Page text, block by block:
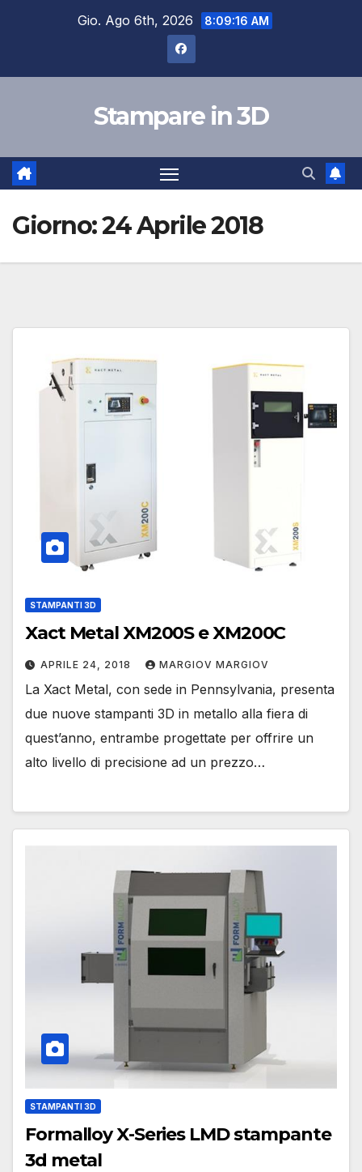
Gio. Ago 6th, 2026 8:09:17 AM
Stampare in 3D
Giorno:24 Aprile 2018
STAMPANTI 3D
Xact Metal XM200S e XM200C
APRILE 24, 2018 MARGIOV MARGIOV
La Xact Metal, con sede in Pennsylvania, presenta
due nuove stampanti 3D in metallo alla fiera di
quest’anno, entrambe progettate per offrire un
alto livello di precisione ad un prezzo…
STAMPANTI 3D
Formalloy X-Series LMD stampante
3d metal